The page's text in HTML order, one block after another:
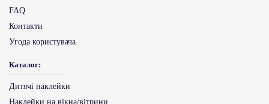
FAQ
Контакти
Угода користувача
Каталог:
Дитячі наклейки
Наклейки на вікна/вітрини